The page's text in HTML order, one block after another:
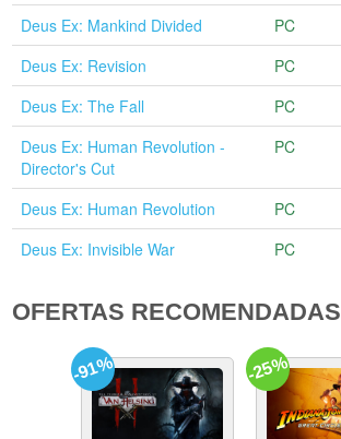
Deus Ex: Mankind Divided PC
Deus Ex: Revision
PC
Deus Ex: The Fall
PC
Deus Ex: Human Revolution -
Director's Cut
PC
Deus Ex: Human Revolution PC
Deus Ex: Invisible War
PC
OFERTAS RECOMENDADAS
-91% -25%